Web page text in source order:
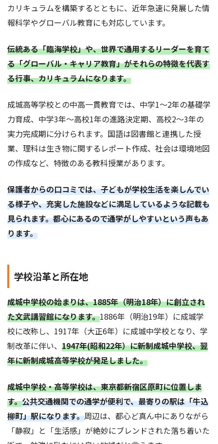
カリキュラムを構築するとともに、近年急速に発展した情
報科学やグローバル教育にも対応しています。
伝統ある「臨海学校」や、世界で通用するリーダーを育て
る「グローバル・キャリア教育」がそれらの特徴を代表す
る行事、カリキュラムになります。
成城高等学校との中高一貫教育では、中学1～2年の基礎学
力育成、中学3年～高校1年の進路決定期、高校2～3年の
実力完成期に分けられます。国語は図書館と連携した授
業、理科は生き物に関するレポート作成、社会は環境地図
の作成など、特徴のある教科授業があります。
保護者からの口コミでは、子どもが学校生活を楽しんでい
る様子や、充実した施設などに満足しているような記載も
見られます。都心にあるので通学がしやすいという声もあ
ります。
学校沿革と所在地
成城中学校の始まりは、1885年（明治18年）に創立され
た文武講習館になります。1886年（明治19年）に成城学
校に改称し、1917年（大正6年）に成城中学校となり、学
制改革に伴い、 1947年(昭和22年）に新制成城中学校、翌
年に新制成城高等学校が発足しました。
成城中学校・高等学校は、東京都新宿区原町に位置しま
す。公共交通機関での通学が便利で、最寄りの駅は「牛込
柳町」駅になります。周辺は、都心ど真ん中にありながら
「静寂」と「生活感」が絶妙にブレンドされた落ち着いた